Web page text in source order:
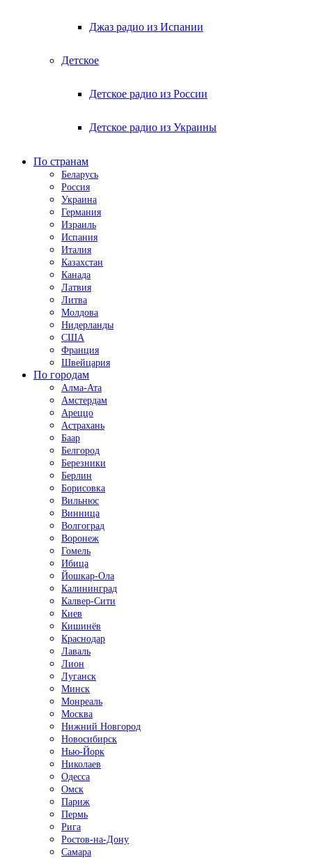
Джаз радио из Испании
Детское
Детское радио из России
Детское радио из Украины
По странам
Беларусь
Россия
Украина
Германия
Израиль
Испания
Италия
Казахстан
Канада
Латвия
Литва
Молдова
Нидерланды
США
Франция
Швейцария
По городам
Алма-Ата
Амстердам
Ареццо
Астрахань
Баар
Белгород
Березники
Берлин
Борисовка
Вильнюс
Винница
Волгоград
Воронеж
Гомель
Ибица
Йошкар-Ола
Калининград
Калвер-Сити
Киев
Кишинёв
Краснодар
Лаваль
Лион
Луганск
Минск
Монреаль
Москва
Нижний Новгород
Новосибирск
Нью-Йорк
Николаев
Одесса
Омск
Париж
Пермь
Рига
Ростов-на-Дону
Самара